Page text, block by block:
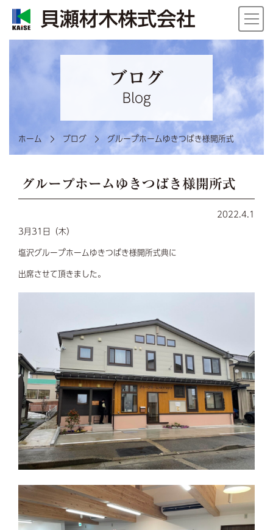
ブログ
Blog
ホーム ブログ グループホームゆきつばき様開所式
グループホームゆきつばき様開所式
2022.4.1
3月31日（木）
塩沢グループホームゆきつばき様開所式典に
出席させて頂きました。